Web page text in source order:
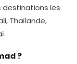
destinations les
Thaïlande,
?